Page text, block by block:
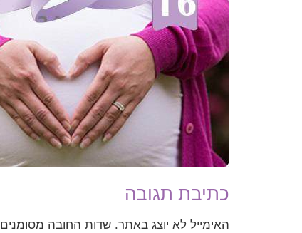
כתיבת תגובה
האימייל לא יוצג באתר. שדות החובה מסומנים